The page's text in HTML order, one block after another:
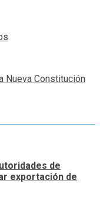
Nueva Constitución
de
exportación de